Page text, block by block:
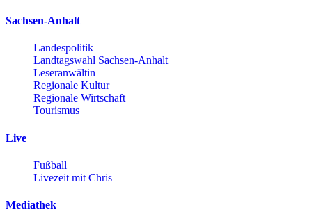
Sachsen-Anhalt
Landespolitik
Landtagswahl Sachsen-Anhalt
Leseranwältin
Regionale Kultur
Regionale Wirtschaft
Tourismus
Live
Fußball
Livezeit mit Chris
Mediathek